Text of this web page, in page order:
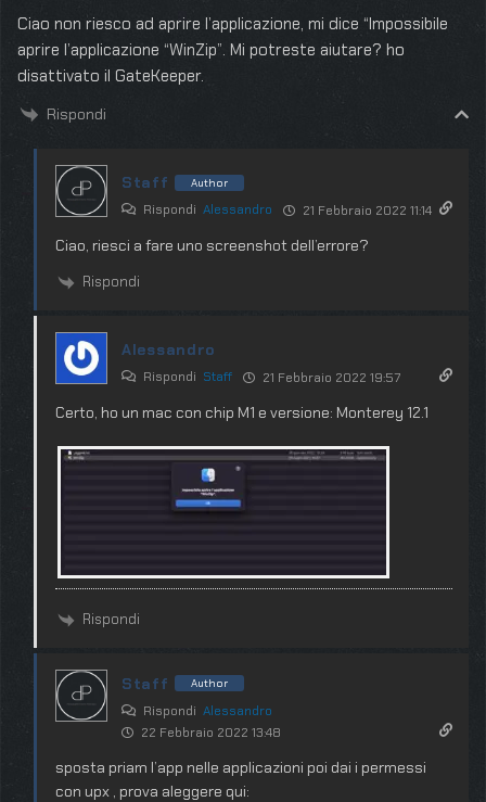
Ciao non riesco ad aprire l’applicazione, mi dice “Impossibile
aprire l’applicazione “WinZip”. Mi potreste aiutare? ho
disattivato il GateKeeper.
Rispondi
Staff Author
Rispondi Alessandro 21 Febbraio 2022 11:14
Ciao, riesci a fare uno screenshot dell’errore?
Rispondi
Alessandro
Rispondi Staff 21 Febbraio 2022 19:57
Certo, ho un mac con chip M1 e versione: Monterey 12.1
Rispondi
Staff Author
Rispondi Alessandro
22 Febbraio 2022 13:48
sposta priam l’app nelle applicazioni poi dai i permessi
con upx , prova aleggere qui: